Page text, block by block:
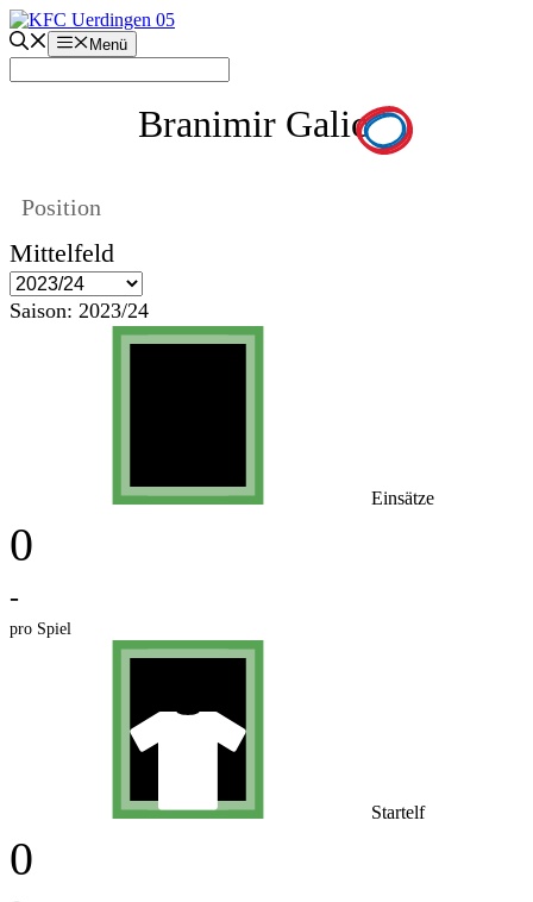
Zum
Inhalt
springen
Menü
Branimir Galic
Position
Mittelfeld
Saison: 2023/24
Einsätze
0
-
pro Spiel
Startelf
0